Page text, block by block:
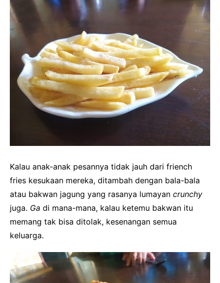
Kalau anak-anak pesannya tidak jauh dari friench
fries kesukaan mereka, ditambah dengan bala-bala
atau bakwan jagung yang rasanya lumayan crunchy
juga. Ga di mana-mana, kalau ketemu bakwan itu
memang tak bisa ditolak, kesenangan semua
keluarga.